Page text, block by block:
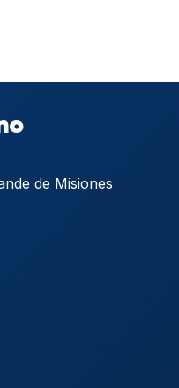
de Misiones